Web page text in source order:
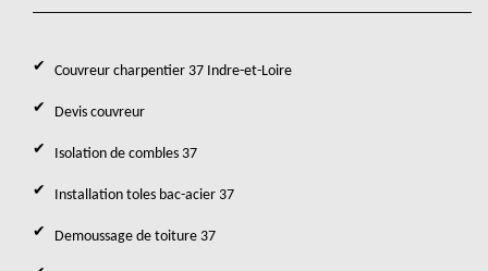
Couvreur charpentier 37 Indre-et-Loire
Devis couvreur
Isolation de combles 37
Installation toles bac-acier 37
Demoussage de toiture 37